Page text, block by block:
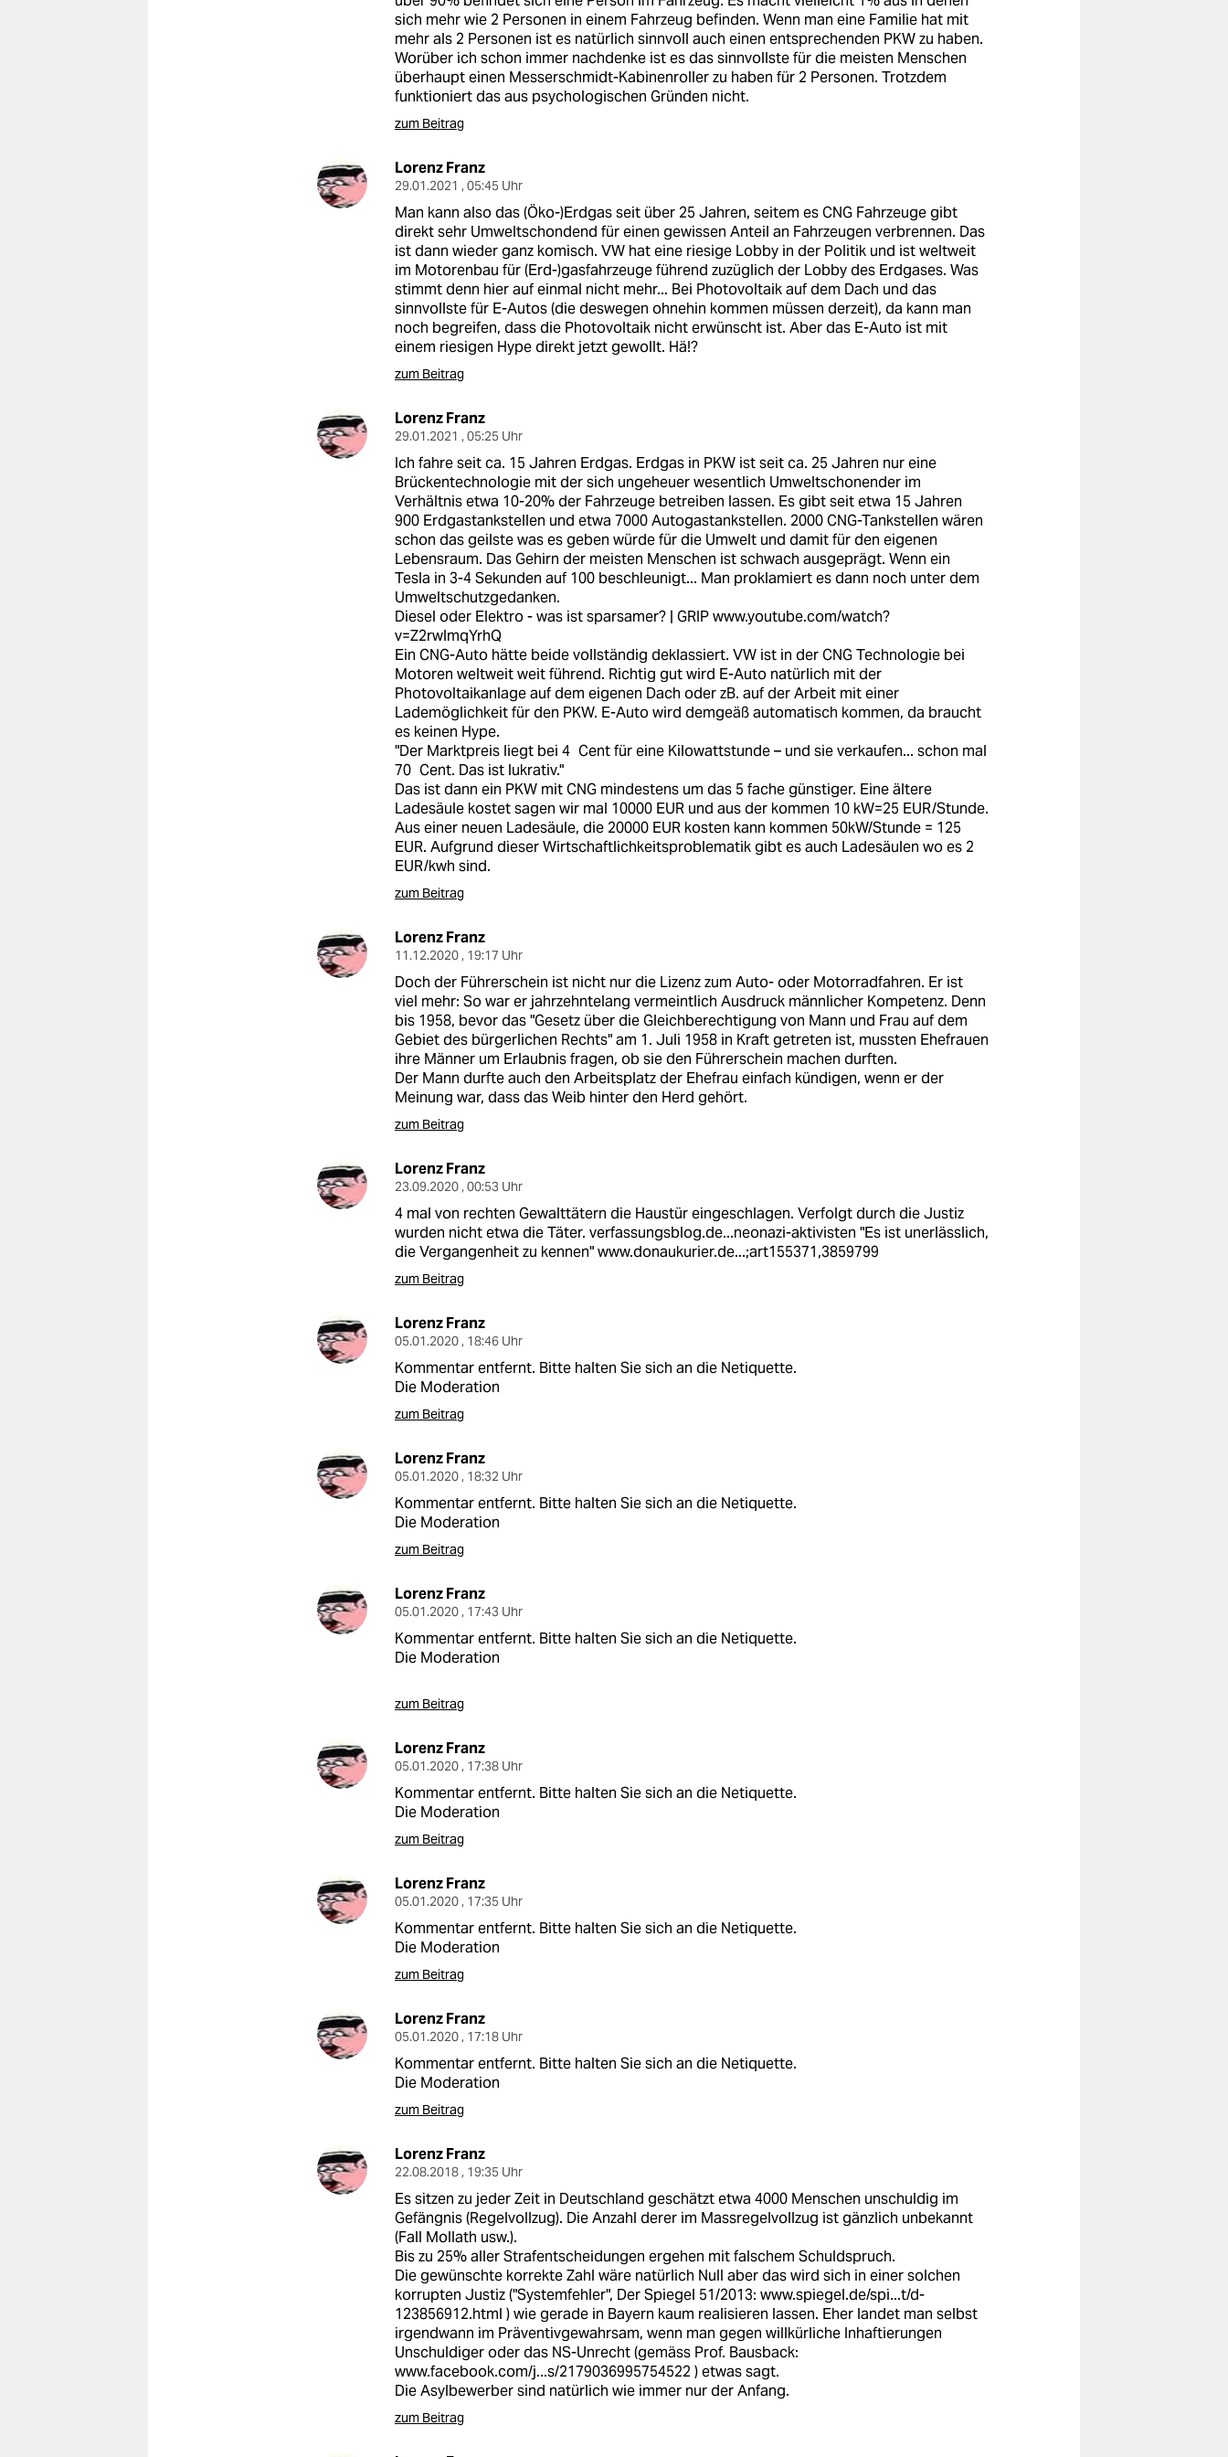
sich mehr wie 2 Personen in einem Fahrzeug befinden. Wenn man eine Familie hat mit
mehr als 2 Personen ist es natürlich sinnvoll auch einen entsprechenden PKW zu haben.
Worüber ich schon immer nachdenke ist es das sinnvollste für die meisten Menschen
überhaupt einen Messerschmidt-Kabinenroller zu haben für 2 Personen. Trotzdem
funktioniert das aus psychologischen Gründen nicht.
zum Beitrag
Lorenz Franz
29.01.2021 , 05:45 Uhr
Man kann also das (Öko-)Erdgas seit über 25 Jahren, seitem es CNG Fahrzeuge gibt
direkt sehr Umweltschondend für einen gewissen Anteil an Fahrzeugen verbrennen. Das
ist dann wieder ganz komisch. VW hat eine riesige Lobby in der Politik und ist weltweit
im Motorenbau für (Erd-)gasfahrzeuge führend zuzüglich der Lobby des Erdgases. Was
stimmt denn hier auf einmal nicht mehr... Bei Photovoltaik auf dem Dach und das
sinnvollste für E-Autos (die deswegen ohnehin kommen müssen derzeit), da kann man
noch begreifen, dass die Photovoltaik nicht erwünscht ist. Aber das E-Auto ist mit
einem riesigen Hype direkt jetzt gewollt. Hä!?
zum Beitrag
Lorenz Franz
29.01.2021 , 05:25 Uhr
Ich fahre seit ca. 15 Jahren Erdgas. Erdgas in PKW ist seit ca. 25 Jahren nur eine
Brückentechnologie mit der sich ungeheuer wesentlich Umweltschonender im
Verhältnis etwa 10-20% der Fahrzeuge betreiben lassen. Es gibt seit etwa 15 Jahren
900 Erdgastankstellen und etwa 7000 Autogastankstellen. 2000 CNG-Tankstellen wären
schon das geilste was es geben würde für die Umwelt und damit für den eigenen
Lebensraum. Das Gehirn der meisten Menschen ist schwach ausgeprägt. Wenn ein
Tesla in 3-4 Sekunden auf 100 beschleunigt... Man proklamiert es dann noch unter dem
Umweltschutzgedanken.
Diesel oder Elektro - was ist sparsamer? | GRIPwww.youtube.com/watch?
v=Z2rwlmqYrhQ
Ein CNG-Auto hätte beide vollständig deklassiert. VW ist in der CNG Technologie bei
Motoren weltweit weit führend. Richtig gut wird E-Auto natürlich mit der
Photovoltaikanlage auf dem eigenen Dach oder zB. auf der Arbeit mit einer
Lademöglichkeit für den PKW. E-Auto wird demgeäß automatisch kommen, da braucht
es keinen Hype.
"Der Marktpreis liegt bei 4 Cent für eine Kilowattstunde – und sie verkaufen... schon mal
70 Cent. Das ist lukrativ."
Das ist dann ein PKW mit CNG mindestens um das 5 fache günstiger. Eine ältere
Ladesäule kostet sagen wir mal 10000 EUR und aus der kommen 10 kW=25 EUR/Stunde.
Aus einer neuen Ladesäule, die 20000 EUR kosten kann kommen 50kW/Stunde = 125
EUR. Aufgrund dieser Wirtschaftlichkeitsproblematik gibt es auch Ladesäulen wo es 2
EUR/kwh sind.
zum Beitrag
Lorenz Franz
11.12.2020 , 19:17 Uhr
Doch der Führerschein ist nicht nur die Lizenz zum Auto- oder Motorradfahren. Er ist
viel mehr: So war er jahrzehntelang vermeintlich Ausdruck männlicher Kompetenz. Denn
bis 1958, bevor das "Gesetz über die Gleichberechtigung von Mann und Frau auf dem
Gebiet des bürgerlichen Rechts" am 1. Juli 1958 in Kraft getreten ist, mussten Ehefrauen
ihre Männer um Erlaubnis fragen, ob sie den Führerschein machen durften.
Der Mann durfte auch den Arbeitsplatz der Ehefrau einfach kündigen, wenn er der
Meinung war, dass das Weib hinter den Herd gehört.
zum Beitrag
Lorenz Franz
23.09.2020 , 00:53 Uhr
4 mal von rechten Gewalttätern die Haustür eingeschlagen. Verfolgt durch die Justiz
wurden nicht etwa die Täter. verfassungsblog.de...neonazi-aktivisten "Es ist unerlässlich,
die Vergangenheit zu kennen"www.donaukurier.de...;art155371,3859799
zum Beitrag
Lorenz Franz
05.01.2020 , 18:46 Uhr
Kommentar entfernt. Bitte halten Sie sich an die Netiquette.
Die Moderation
zum Beitrag
Lorenz Franz
05.01.2020 , 18:32 Uhr
Kommentar entfernt. Bitte halten Sie sich an die Netiquette.
Die Moderation
zum Beitrag
Lorenz Franz
05.01.2020 , 17:43 Uhr
Kommentar entfernt. Bitte halten Sie sich an die Netiquette.
Die Moderation
zum Beitrag
Lorenz Franz
05.01.2020 , 17:38 Uhr
Kommentar entfernt. Bitte halten Sie sich an die Netiquette.
Die Moderation
zum Beitrag
Lorenz Franz
05.01.2020 , 17:35 Uhr
Kommentar entfernt. Bitte halten Sie sich an die Netiquette.
Die Moderation
zum Beitrag
Lorenz Franz
05.01.2020 , 17:18 Uhr
Kommentar entfernt. Bitte halten Sie sich an die Netiquette.
Die Moderation
zum Beitrag
Lorenz Franz
22.08.2018 , 19:35 Uhr
Es sitzen zu jeder Zeit in Deutschland geschätzt etwa 4000 Menschen unschuldig im
Gefängnis (Regelvollzug). Die Anzahl derer im Massregelvollzug ist gänzlich unbekannt
(Fall Mollath usw.).
Bis zu 25% aller Strafentscheidungen ergehen mit falschem Schuldspruch.
Die gewünschte korrekte Zahl wäre natürlich Null aber das wird sich in einer solchen
korrupten Justiz ("Systemfehler", Der Spiegel 51/2013: www.spiegel.de/spi...t/d-
123856912.html ) wie gerade in Bayern kaum realisieren lassen. Eher landet man selbst
irgendwann im Präventivgewahrsam, wenn man gegen willkürliche Inhaftierungen
Unschuldiger oder das NS-Unrecht (gemäss Prof. Bausback:
www.facebook.com/j...s/2179036995754522 ) etwas sagt.
Die Asylbewerber sind natürlich wie immer nur der Anfang.
zum Beitrag